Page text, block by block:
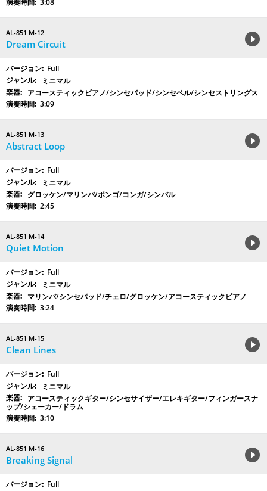
3:08
AL-851 M-12
Dream Circuit
Full
ミニマル
アコースティックピアノ/シンセパッド/シンセベル/シンセストリングス
3:09
AL-851 M-13
Abstract Loop
Full
ミニマル
グロッケン/マリンバ/ボンゴ/コンガ/シンバル
2:45
AL-851 M-14
Quiet Motion
Full
ミニマル
マリンバ/シンセパッド/チェロ/グロッケン/アコースティックピアノ
3:24
AL-851 M-15
Clean Lines
Full
ミニマル
アコースティックギター/シンセサイザー/エレキギター/フィンガースナ
ップ/シェーカー/ドラム
3:10
AL-851 M-16
Breaking Signal
Full